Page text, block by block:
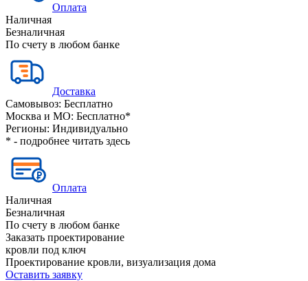
Оплата
Наличная
Безналичная
По счету в любом банке
Доставка
Самовывоз: Бесплатно
Москва и МО: Бесплатно*
Регионы: Индивидуально
* - подробнее читать здесь
Оплата
Наличная
Безналичная
По счету в любом банке
Заказать проектирование
кровли под ключ
Проектирование кровли, визуализация дома
Оставить заявку